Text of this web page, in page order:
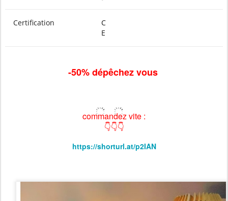
Certification
C
E
-50% dépêchez vous
commandez vite :
👇👇👇
https://shorturl.at/p2IAN